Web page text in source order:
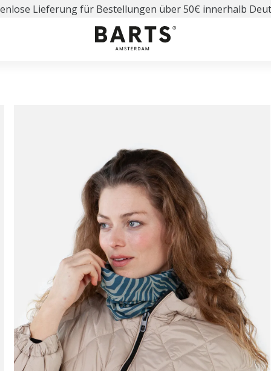
Lieferung für Bestellungen über 50€ innerhalb